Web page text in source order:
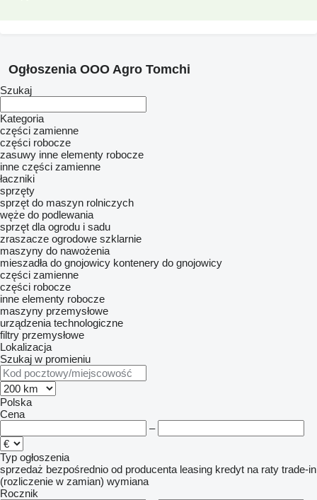
Ogłoszenia OOO Agro Tomchi
Szukaj
Kategoria
części zamienne
części robocze
zasuwy inne elementy robocze
inne części zamienne
łaczniki
sprzęty
sprzęt do maszyn rolniczych
węże do podlewania
sprzęt dla ogrodu i sadu
zraszacze ogrodowe szklarnie
maszyny do nawożenia
mieszadła do gnojowicy kontenery do gnojowicy
części zamienne
części robocze
inne elementy robocze
maszyny przemysłowe
urządzenia technologiczne
filtry przemysłowe
Lokalizacja
Szukaj w promieniu
Polska
Cena
–
Typ ogłoszenia
sprzedaż bezpośrednio od producenta leasing kredyt na raty trade-in
(rozliczenie w zamian) wymiana
Rocznik